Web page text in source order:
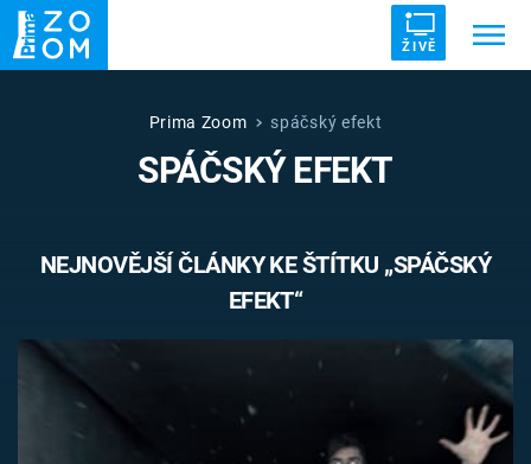
ŽIVĚ
ZRÁDCI UFO DRUHÁ SVĚTOVÁ VÁLKA
VETŘELCI DÁVNOVĚKU
Témata
Pořady
Prima Zoom spáčský efekt
SPÁČSKÝ EFEKT
NEJNOVĚJŠÍ ČLÁNKY KE ŠTÍTKU „SPÁČSKÝ
EFEKT“